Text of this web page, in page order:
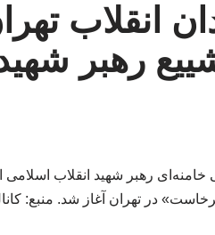
انقلاب
رهبر
رهبر شهید انقلاب
در تهران آغاز شد. منبع: